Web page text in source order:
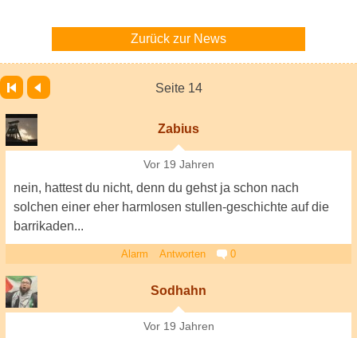
Zurück zur News
Seite 14
Zabius
Vor 19 Jahren
nein, hattest du nicht, denn du gehst ja schon nach
solchen einer eher harmlosen stullen-geschichte auf die
barrikaden...
Alarm Antworten 0
Sodhahn
Vor 19 Jahren